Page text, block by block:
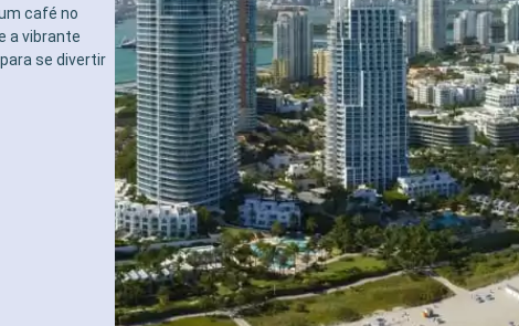
café no
a vibrante
se divertir